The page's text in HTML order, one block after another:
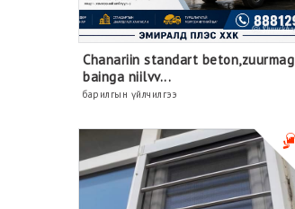
Chanariin standart beton,zuurmag
bainga niilvv...
барилгын үйлчилгээ